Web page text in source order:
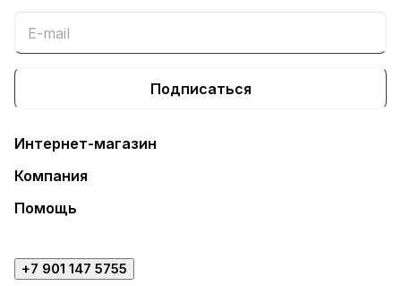
Подписаться
Интернет-магазин
Компания
Помощь
+7 901 147 5755